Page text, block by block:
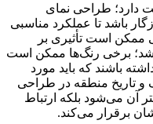
دارد؛ طراحی نمای
باشد تا عملکرد مناسبی
ممکن است تأثیری بر
برخی رنگ‌ها ممکن است
باشند که باید مورد
و تاریخ منطقه در طراحی
آن می‌شود بلکه ارتباط
برقرار می‌کند.